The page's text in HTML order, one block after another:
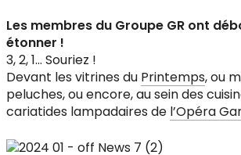
Les membres du Groupe GR ont
étonner !
3, 2, 1… Souriez !
Devant les vitrines du Printemps, ou
peluches, ou encore, au sein des
cariatides lampadaires de l’Opéra